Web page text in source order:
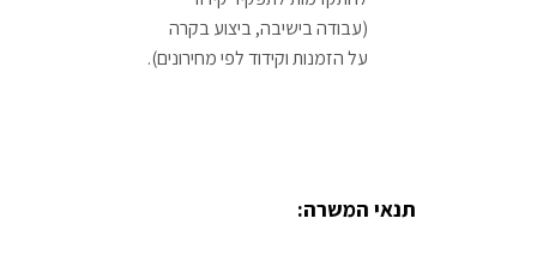
(עבודה בישיבה, ביצוע בקרה
על הזמנות וקידוד לפי מחירונים).
תנאי המשרה: